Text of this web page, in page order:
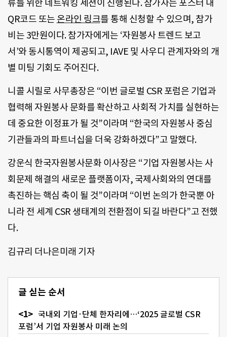
류를 위한 네트워킹 세션이 진행된다. 참가자는 포스터 내
QR코드 또는 온라인 링크를 통해 신청할 수 있으며, 참가
비는 3만원이다. 참가자에게는 ‘자원봉사 트렌드 보고
서’와 동시통역이 제공되고, IAVE 및 사우디 관계자와의 개
별 미팅 기회도 주어진다.
니콜 시릴로 사무총장은 “이번 글로벌 CSR 포럼은 기업과
협력해 자원봉사 문화를 확산하고 사회적 가치를 실현하는
데 중요한 이정표가 될 것”이라며 “한국의 자원봉사 중심
기관들과의 파트너십을 더욱 강화하겠다”고 말했다.
강운식 한국자원봉사문화 이사장은 “기업 자원봉사는 사
회문제 해결의 새로운 플랫폼이자, 국제사회와의 연대를
촉진하는 핵심 축이 될 것”이라며 “이번 논의가 한국뿐 아
니라 전 세계 CSR 생태계의 전환점이 되길 바란다”고 전했
다.
김규리 더나은미래 기자
글 싣는 순서
국내외 기업·단체 한자리에…‘2025 글로벌 CSR
포럼’서 기업 자원봉사 미래 논의